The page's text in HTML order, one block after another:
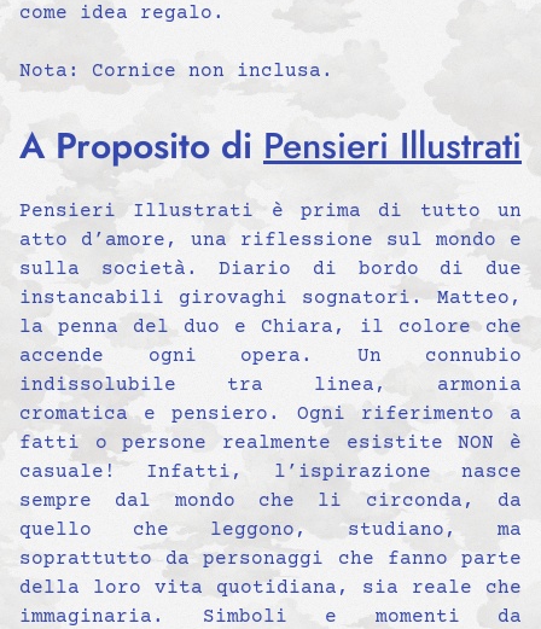
come idea regalo.
Nota: Cornice non inclusa.
A Proposito di Pensieri Illustrati
Pensieri Illustrati è prima di tutto un
atto d’amore, una riflessione sul mondo e
sulla società. Diario di bordo di due
instancabili girovaghi sognatori. Matteo,
la penna del duo e Chiara, il colore che
accende ogni opera. Un connubio
indissolubile tra linea, armonia
cromatica e pensiero. Ogni riferimento a
fatti o persone realmente esistite NON è
casuale! Infatti, l’ispirazione nasce
sempre dal mondo che li circonda, da
quello che leggono, studiano, ma
soprattutto da personaggi che fanno parte
della loro vita quotidiana, sia reale che
immaginaria. Simboli e momenti da